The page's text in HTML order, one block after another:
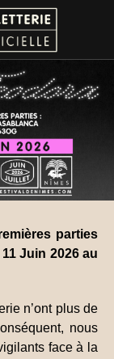
parties
Juin 2026 au
n’ont plus de
nous
face à la